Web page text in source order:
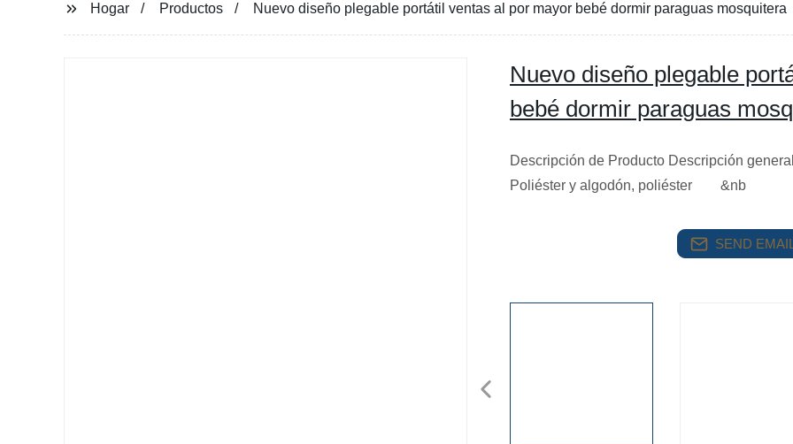
Hogar Productos Nuevo diseño plegable portátil ventas al por mayor bebé dormir paraguas mosquitera
Nuevo diseño plegable
bebé dormir paraguas
Descripción de Producto Descripción
Poliéster y algodón, poliéster &nb
SEND